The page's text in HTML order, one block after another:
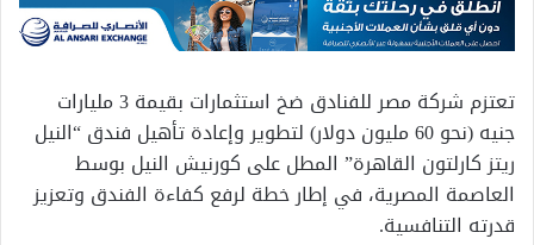
تعتزم شركة مصر للفنادق ضخ استثمارات بقيمة 3 مليارات
جنيه (نحو 60 مليون دولار) لتطوير وإعادة تأهيل فندق “النيل
ريتز كارلتون القاهرة” المطل على كورنيش النيل بوسط
العاصمة المصرية، في إطار خطة لرفع كفاءة الفندق وتعزيز
قدرته التنافسية.